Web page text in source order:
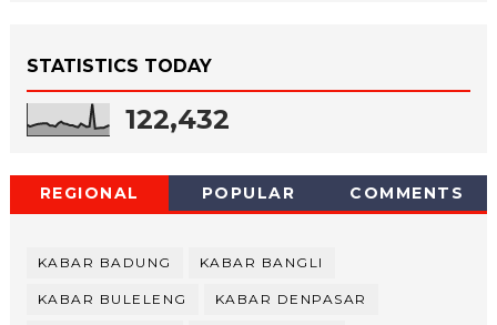
STATISTICS TODAY
122,432
REGIONAL POPULAR COMMENTS
KABAR BADUNG KABAR BANGLI
KABAR BULELENG KABAR DENPASAR